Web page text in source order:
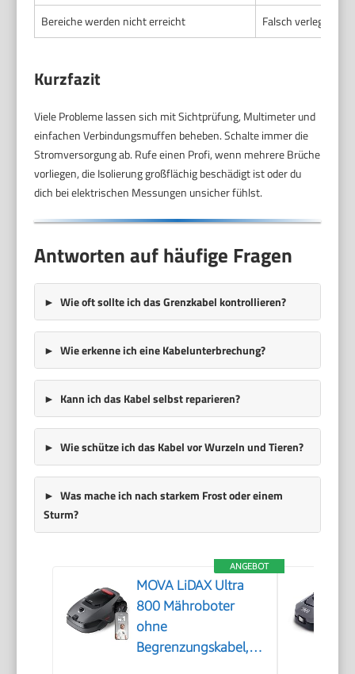
Bereiche werden nicht erreicht Falsch verlegtes
Kurzfazit
Viele Probleme lassen sich mit Sichtprüfung, Multimeter und
einfachen Verbindungsmuffen beheben. Schalte immer die
Stromversorgung ab. Rufe einen Profi, wenn mehrere Brüche
vorliegen, die Isolierung großflächig beschädigt ist oder du
dich bei elektrischen Messungen unsicher fühlst.
Antworten auf häufige Fragen
Wie oft sollte ich das Grenzkabel kontrollieren?
Wie erkenne ich eine Kabelunterbrechung?
Kann ich das Kabel selbst reparieren?
Wie schütze ich das Kabel vor Wurzeln und Tieren?
Was mache ich nach starkem Frost oder einem
Sturm?
ANGEBOT
MOVA LiDAX Ultra
800 Mähroboter
ohne
Begrenzungskabel,